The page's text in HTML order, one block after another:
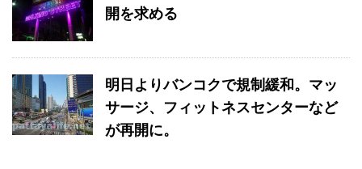
開を求める
明日よりバンコクで規制緩和。マッ
サージ、フィットネスセンターなど
が再開に。